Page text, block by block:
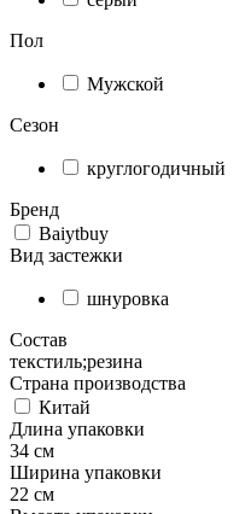
Пол
Мужской
Сезон
круглогодичный
Бренд
Baiytbuy
Вид застежки
шнуровка
Состав
текстиль;резина
Страна производства
Китай
Длина упаковки
34 см
Ширина упаковки
22 см